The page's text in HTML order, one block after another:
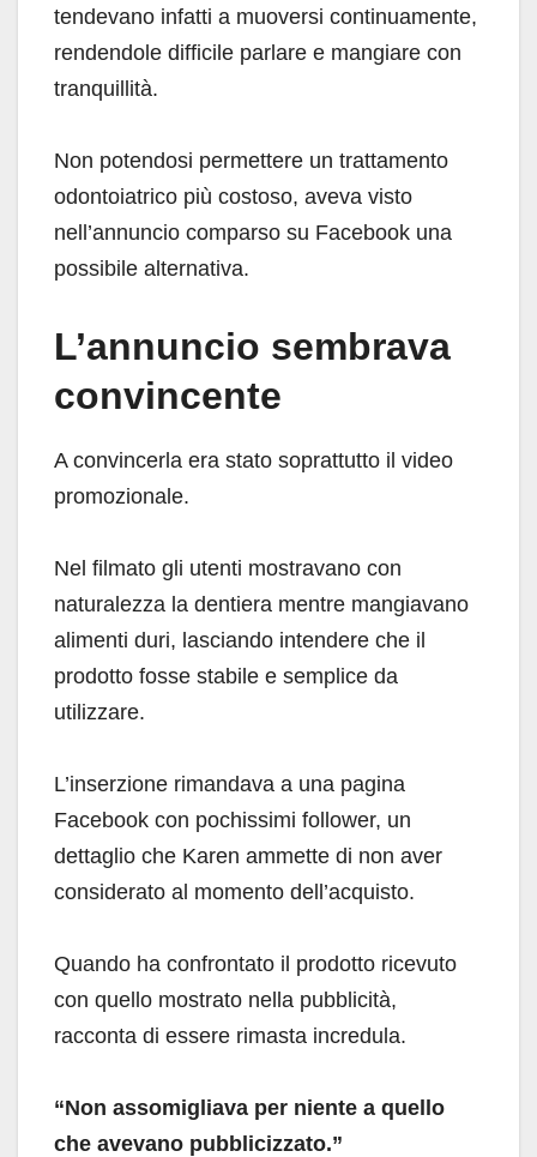
tendevano infatti a muoversi continuamente,
rendendole difficile parlare e mangiare con
tranquillità.
Non potendosi permettere un trattamento
odontoiatrico più costoso, aveva visto
nell’annuncio comparso su Facebook una
possibile alternativa.
L’annuncio sembrava
convincente
A convincerla era stato soprattutto il video
promozionale.
Nel filmato gli utenti mostravano con
naturalezza la dentiera mentre mangiavano
alimenti duri, lasciando intendere che il
prodotto fosse stabile e semplice da
utilizzare.
L’inserzione rimandava a una pagina
Facebook con pochissimi follower, un
dettaglio che Karen ammette di non aver
considerato al momento dell’acquisto.
Quando ha confrontato il prodotto ricevuto
con quello mostrato nella pubblicità,
racconta di essere rimasta incredula.
“Non assomigliava per niente a quello
che avevano pubblicizzato.”